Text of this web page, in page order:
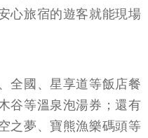
心旅宿的遊客就能現場
全國、星享道等飯店餐
谷等溫泉泡湯券；還有
之夢、寶熊漁樂碼頭等